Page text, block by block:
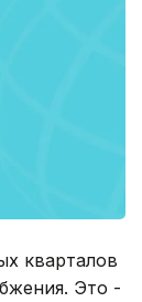
кварталов
Это -